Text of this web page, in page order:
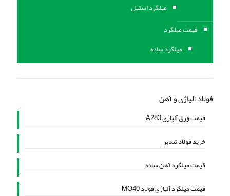
میلگرد استیل
قیمت میلگرد
میلگرد ساده
فولاد آلیاژی و آهن
قیمت ورق آلیاژی A283
خرید فولاد تندبر
قیمت میلگرد آهن ساده
قیمت میلگرد آلیاژی فولاد MO40